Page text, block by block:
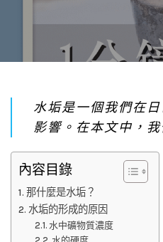
水垢是一個我們在
影響。在本文中，
內容目錄
那什麼是水垢？
水垢的形成的原因
水中礦物質濃度